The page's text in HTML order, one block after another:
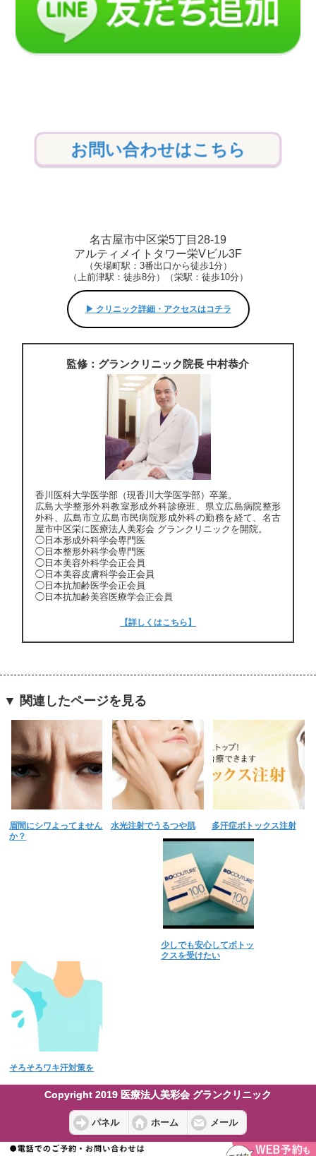
お問い合わせはこちら
名古屋市中区栄5丁目28-19
アルティメイトタワー栄Vビル3F
（矢場町駅：3番出口から徒歩1分）
（上前津駅：徒歩8分）（栄駅：徒歩10分）
▶︎ クリニック詳細・アクセスはコチラ
監修：グランクリニック院長 中村恭介
香川医科大学医学部（現香川大学医学部）卒業。
広島大学整形外科教室形成外科診療班、県立広島病院整形
外科、広島市立広島市民病院形成外科の勤務を経て、名古
屋市中区栄に医療法人美彩会 グランクリニックを開院。
◯日本形成外科学会専門医
◯日本整形外科学会専門医
◯日本美容外科学会正会員
◯日本美容皮膚科学会正会員
◯日本抗加齢医学会正会員
◯日本抗加齢美容医療学会正会員
【詳しくはこちら】
▼ 関連したページを見る
眉間にシワよってません
か？
水光注射でうるつや肌 多汗症ボトックス注射
少しでも安心してボトッ
クスを受けたい
そろそろワキ汗対策を
Copyright 2019 医療法人美彩会 グランクリニック
パネル ホーム メール